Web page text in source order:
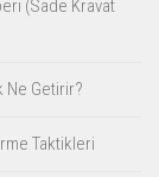
(Sade Kravat
Ne Getirir?
Taktikleri